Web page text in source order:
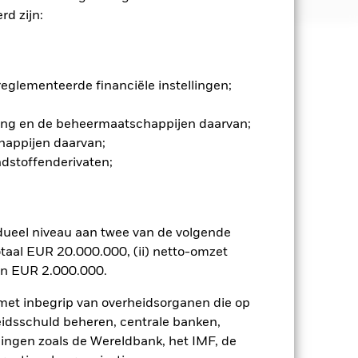
zijn:
financiële instellingen;
en de beheermaatschappijen daarvan;
daarvan;
niveau aan twee van de volgende
EUR 20.000.000, (ii) netto-omzet
EUR 2.000.000.
inbegrip van overheidsorganen die op
beheren, centrale banken,
zoals de Wereldbank, het IMF, de
en stijgen, en zijn niet
markten. Tot de overige
van activa, en de
gevoelig zijn voor
en verliezen stijgen, wat leidt tot
uitvoerige of complexe manier
met bepaalde activiteiten
in het Fonds een persoonlijke
Aan dit Fonds en zijn beheerder,
van de Central Bank of
kredietrisico's en/of de
effecten met een hogere rating.
in het fonds betekenen.